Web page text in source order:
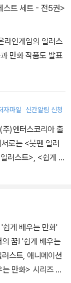
스트 세트 - 전5권>
라인게임의 일러스
만화 작품도 발표
자파일 신간알림 신청
)엔터스코리아 출
로는 <붓펜 일러
러스트>, <쉽게 배
패브릭 상자> 외
게 배우는 만화'